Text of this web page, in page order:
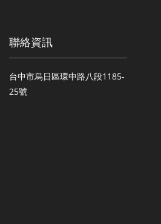
聯絡資訊
台中市烏日區環中路八段1185-
25號